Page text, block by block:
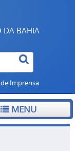
DA BAHIA
Imprensa
MENU